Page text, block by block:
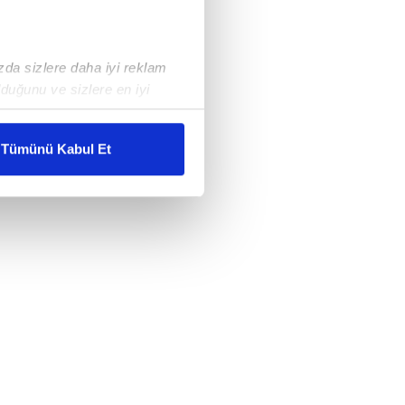
sizlere daha iyi reklam
ve sizlere en iyi
karşılamak
gösterilmeyecektir."
kullanılmaktadır. Bu
sunulması
ve sizlere yönelik
Tümünü Kabul Et